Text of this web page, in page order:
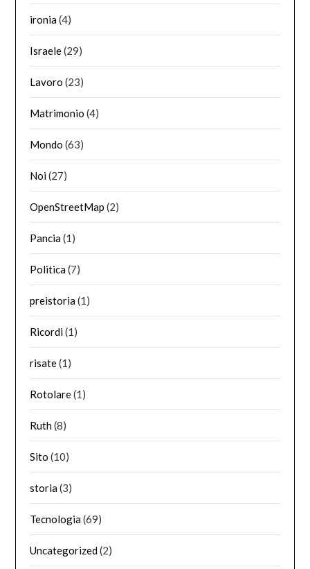
ironia(4)
Israele(29)
Lavoro (23)
Matrimonio (4)
Mondo (63)
Noi(27)
OpenStreetMap (2)
Pancia(1)
Politica(7)
preistoria(1)
Ricordi(1)
risate(1)
Rotolare(1)
Ruth(8)
Sito (10)
storia(3)
Tecnologia(69)
Uncategorized(2)